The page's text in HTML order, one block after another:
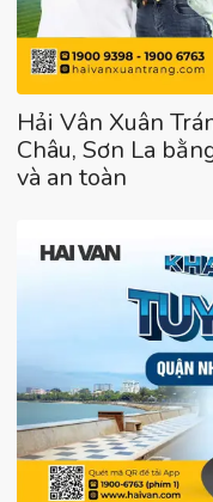
Hải Vân Xuân
Châu, Sơn La
và an toàn